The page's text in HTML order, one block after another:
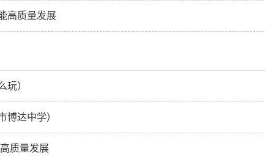
高质量发展
玩）
博达中学）
质量发展